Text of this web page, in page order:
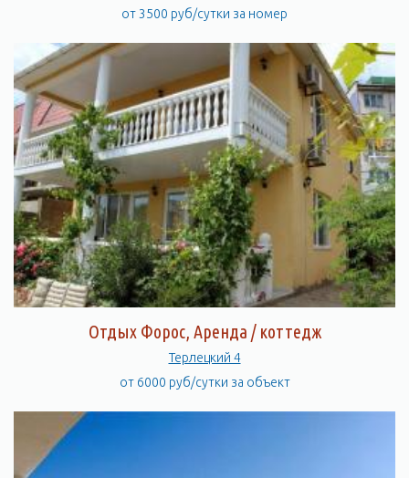
от 3500 руб/сутки за номер
Отдых Форос, Аренда / коттедж
Терлецкий 4
от 6000 руб/сутки за объект